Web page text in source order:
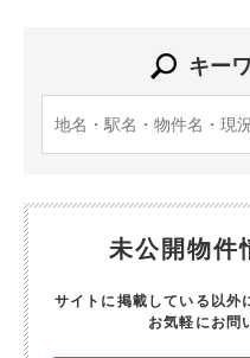
キー
未公開物件
サイトに掲載している以外
お気軽にお問